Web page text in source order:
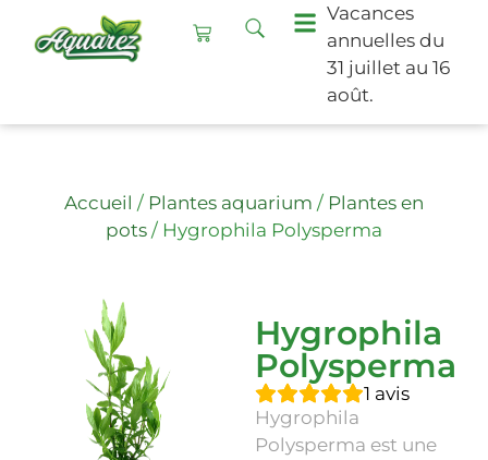
Vacances
annuelles du
31 juillet au 16
août.
Accueil / Plantes aquarium / Plantes en
pots / Hygrophila Polysperma
Hygrophila
Polysperma
1 avis
Hygrophila
Polysperma est une